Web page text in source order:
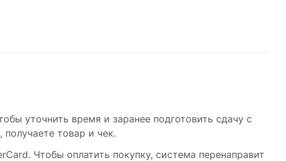
уточнить время и заранее подготовить сдачу с
товар и чек.
Чтобы оплатить покупку, система перенаправит